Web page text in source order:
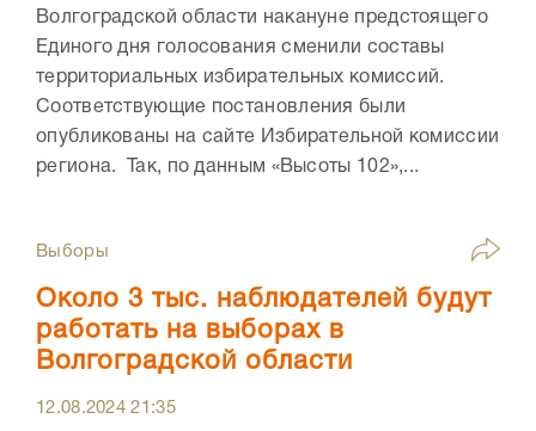
Волгоградской области накануне предстоящего
Единого дня голосования сменили составы
территориальных избирательных комиссий.
Соответствующие постановления были
опубликованы на сайте Избирательной комиссии
региона. Так, по данным «Высоты 102»,...
Выборы
Около 3 тыс. наблюдателей будут
работать на выборах в
Волгоградской области
12.08.202421:35